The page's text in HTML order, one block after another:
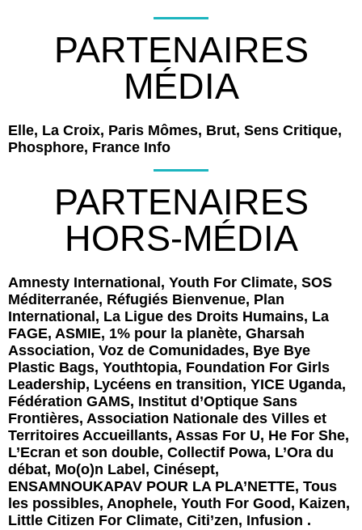
PARTENAIRES
MÉDIA
Elle, La Croix, Paris Mômes, Brut, Sens Critique,
Phosphore, France Info
PARTENAIRES
HORS-MÉDIA
Amnesty International, Youth For Climate, SOS
Méditerranée, Réfugiés Bienvenue, Plan
International, La Ligue des Droits Humains, La
FAGE, ASMIE, 1% pour la planète, Gharsah
Association, Voz de Comunidades, Bye Bye
Plastic Bags, Youthtopia, Foundation For Girls
Leadership, Lycéens en transition, YICE Uganda,
Fédération GAMS, Institut d’Optique Sans
Frontières, Association Nationale des Villes et
Territoires Accueillants, Assas For U, He For She,
L’Ecran et son double, Collectif Powa, L’Ora du
débat, Mo(o)n Label, Cinésept,
ENSAMNOUKAPAV POUR LA PLA’NETTE, Tous
les possibles, Anophele, Youth For Good, Kaizen,
Little Citizen For Climate, Citi’zen, Infusion .